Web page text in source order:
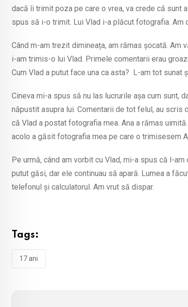
dacă îi trimit poza pe care o vrea, va crede că sunt
spus să i-o trimit. Lui Vlad i-a plăcut fotografia.
Când m-am trezit dimineața, am rămas șocată.
i-am trimis-o lui Vlad. Primele comentarii erau
Cum Vlad a putut face una ca asta? L-am tot sunat
Cineva mi-a spus să nu las lucrurile așa cum sunt,
năpustit asupra lui. Comentarii de tot felul, au scris
că Vlad a postat fotografia mea. Ana a rămas
acolo a găsit fotografia mea pe care o trimisesem
Pe urmă, când am vorbit cu Vlad, mi-a spus că l-
putut găsi, dar ele continuau să apară. Lumea a
telefonul și calculatorul. Am vrut să dispar.
Tags:
17 ani